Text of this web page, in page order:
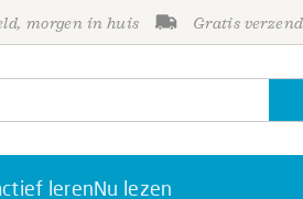
morgen in huis Gratis
lerenNu lezen